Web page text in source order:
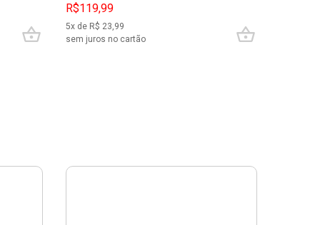
R$119,99
5x de R$ 23,99
sem juros no cartão